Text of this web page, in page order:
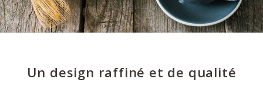
Un design raffiné et de qualité